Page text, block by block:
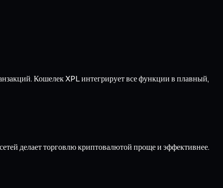
Кошелек XPL интегрирует все функции в плавный,
делает торговлю криптовалютой проще и эффективнее.